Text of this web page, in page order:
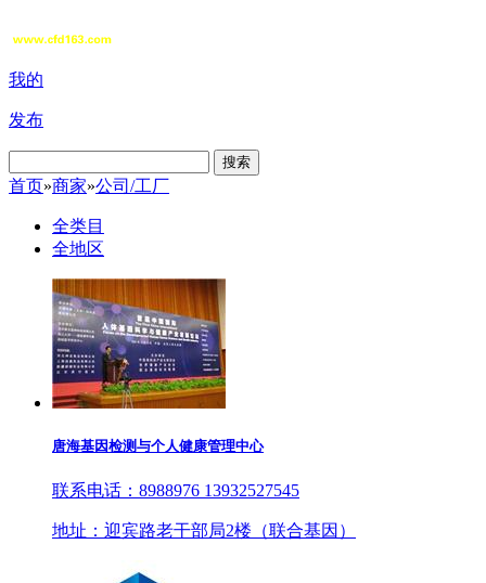
我的
发布
搜索
首页»商家»公司/工厂
全类目
全地区
唐海基因检测与个人健康管理中心
联系电话：8988976 13932527545
地址：迎宾路老干部局2楼（联合基因）